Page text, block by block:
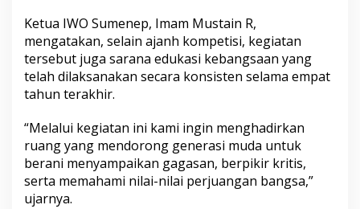
a
t
u
s
e
s
e
r
t
Ketua IWO Sumenep, Imam Mustain R,
mengatakan, selain ajanh kompetisi, kegiatan
tersebut juga sarana edukasi kebangsaan yang
telah dilaksanakan secara konsisten selama empat
tahun terakhir.
“Melalui kegiatan ini kami ingin menghadirkan
ruang yang mendorong generasi muda untuk
berani menyampaikan gagasan, berpikir kritis,
serta memahami nilai-nilai perjuangan bangsa,”
ujarnya.